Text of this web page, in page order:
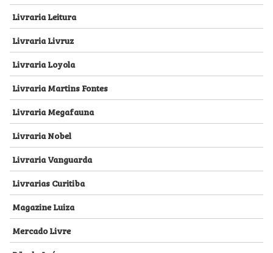
Livraria Leitura
Livraria Livruz
Livraria Loyola
Livraria Martins Fontes
Livraria Megafauna
Livraria Nobel
Livraria Vanguarda
Livrarias Curitiba
Magazine Luiza
Mercado Livre